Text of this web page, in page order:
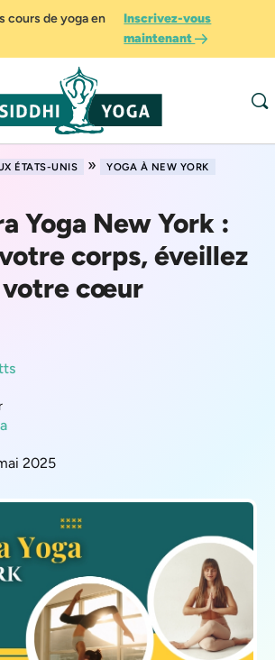
cours de yoga en
Inscrivez-vous
maintenant
ÉTATS-UNIS » YOGA À NEW YORK
Yoga New York :
corps, éveillez
votre cœur
2025